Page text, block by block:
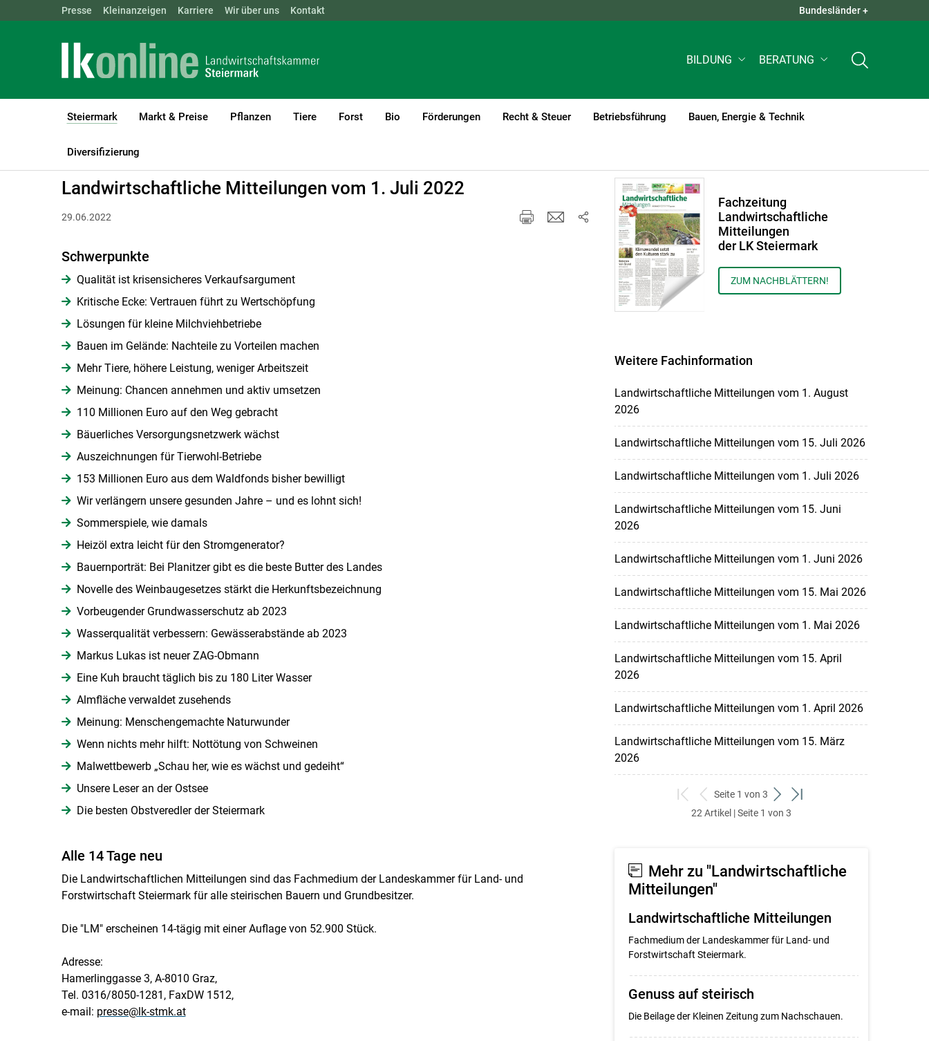
Landwirtschaftskammern: ÖSTERREICH BGLD KTN NÖ QUICK LINKS +
Presse Kleinanzeigen Karriere Wir über uns Kontakt Bundesländer +
BILDUNG BERATUNG
Steiermark
(current)1
Markt & Preise Pflanzen Tiere Forst Bio Förderungen Recht & Steuer Betriebsführung Bauen, Energie & Technik
Diversifizierung
LK Steiermark Steiermark
Landwirtschaftliche Mitteilungen vom 1. Juli 2022
29.06.2022
Schwerpunkte
Qualität ist krisensicheres Verkaufsargument
Kritische Ecke: Vertrauen führt zu Wertschöpfung
Lösungen für kleine Milchviehbetriebe
Bauen im Gelände: Nachteile zu Vorteilen machen
Mehr Tiere, höhere Leistung, weniger Arbeitszeit
Meinung: Chancen annehmen und aktiv umsetzen
110 Millionen Euro auf den Weg gebracht
Bäuerliches Versorgungsnetzwerk wächst
Auszeichnungen für Tierwohl-Betriebe
153 Millionen Euro aus dem Waldfonds bisher bewilligt
Wir verlängern unsere gesunden Jahre – und es lohnt sich!
Sommerspiele, wie damals
Heizöl extra leicht für den Stromgenerator?
Bauernporträt: Bei Planitzer gibt es die beste Butter des Landes
Novelle des Weinbaugesetzes stärkt die Herkunftsbezeichnung
Vorbeugender Grundwasserschutz ab 2023
Wasserqualität verbessern: Gewässerabstände ab 2023
Markus Lukas ist neuer ZAG-Obmann
Eine Kuh braucht täglich bis zu 180 Liter Wasser
Almfläche verwaldet zusehends
Meinung: Menschengemachte Naturwunder
Wenn nichts mehr hilft: Nottötung von Schweinen
Malwettbewerb „Schau her, wie es wächst und gedeiht“
Unsere Leser an der Ostsee
Die besten Obstveredler der Steiermark
Alle 14 Tage neu
Die Landwirtschaftlichen Mitteilungen sind das Fachmedium der Landeskammer für Land- und
Forstwirtschaft Steiermark für alle steirischen Bauern und Grundbesitzer.
Die "LM" erscheinen 14-tägig mit einer Auflage von 52.900 Stück.
Adresse:
Hamerlinggasse 3, A-8010 Graz,
Tel. 0316/8050-1281, FaxDW 1512,
e-mail: presse@lk-stmk.at
Fachzeitung
Landwirtschaftliche
Mitteilungen
der LK Steiermark
ZUM NACHBLÄTTERN!
Weitere Fachinformation
Landwirtschaftliche Mitteilungen vom 1. August
2026
Landwirtschaftliche Mitteilungen vom 15. Juli 2026
Landwirtschaftliche Mitteilungen vom 1. Juli 2026
Landwirtschaftliche Mitteilungen vom 15. Juni
2026
Landwirtschaftliche Mitteilungen vom 1. Juni 2026
Landwirtschaftliche Mitteilungen vom 15. Mai 2026
Landwirtschaftliche Mitteilungen vom 1. Mai 2026
Landwirtschaftliche Mitteilungen vom 15. April
2026
Landwirtschaftliche Mitteilungen vom 1. April 2026
Landwirtschaftliche Mitteilungen vom 15. März
2026
zum
ersten
zurück
zum
Seite 1 von 3
weiter
zum
zum
22 Artikel | Seite 1 von 3
Mehr zu "Landwirtschaftliche
Mitteilungen"
Landwirtschaftliche Mitteilungen
Fachmedium der Landeskammer für Land- und
Forstwirtschaft Steiermark.
Genuss auf steirisch
Die Beilage der Kleinen Zeitung zum Nachschauen.